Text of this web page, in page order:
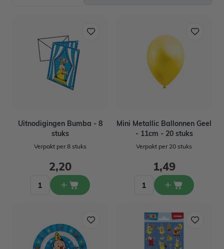
Uitnodigingen Bumba - 8
stuks
Verpakt per 8 stuks
2,20
Mini Metallic Ballonnen Geel
- 11cm - 20 stuks
Verpakt per 20 stuks
1,49